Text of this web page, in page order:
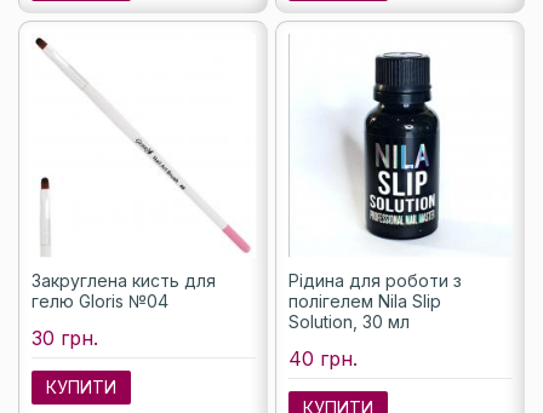
Закруглена кисть для
гелю Gloris №04
30 грн.
КУПИТИ
Рідина для роботи з
полігелем Nila Slip
Solution, 30 мл
40 грн.
КУПИТИ